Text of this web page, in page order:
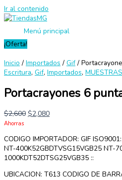
Ir al contenido
Menú principal
¡Oferta!
Inicio / Importados / Gif/
Escritura, Gif, Importados, MUESTRAS
Portacrayones 6
$2,600 $2,080
Ahorras
CODIGO IMPORTADOR: GIF
NT-400K52GBDTVSG15VGB25 NT-
1000KDT52DTSG25VGB35 ::
UBICACION: T613 CODIGO DE